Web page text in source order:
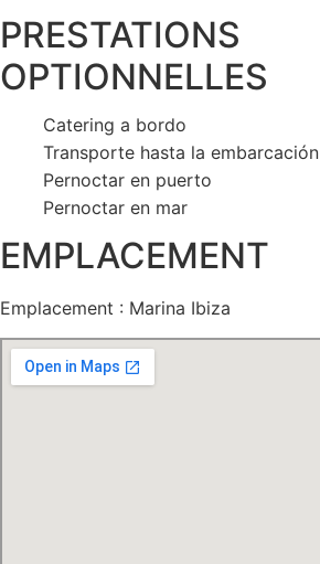
PRESTATIONS
OPTIONNELLES
Catering a bordo
Transporte hasta la embarcación
Pernoctar en puerto
Pernoctar en mar
EMPLACEMENT
Emplacement : Marina Ibiza